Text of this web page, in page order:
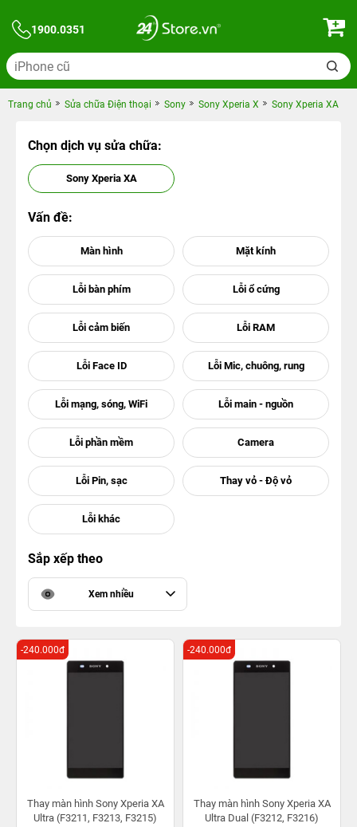
1900.0351
Trang chủ Sửa chữa Điện thoại Sony Sony Xperia X Sony Xperia XA
Chọn dịch vụ sửa chữa:
Sony Xperia XA
Vấn đề:
Sắp xếp theo
Xem nhiều
Thay màn hình Sony Xperia XA
Ultra (F3211, F3213, F3215)
-240.000đ
Thay màn hình Sony Xperia XA
Ultra Dual (F3212, F3216)
-240.000đ